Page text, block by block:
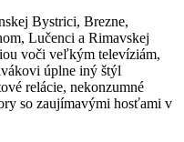
Bystrici, Brezne,
Lučenci a Rimavskej
voči veľkým televíziám,
úplne iný štýl
relácie, nekonzumné
so zaujímavými hosťami v